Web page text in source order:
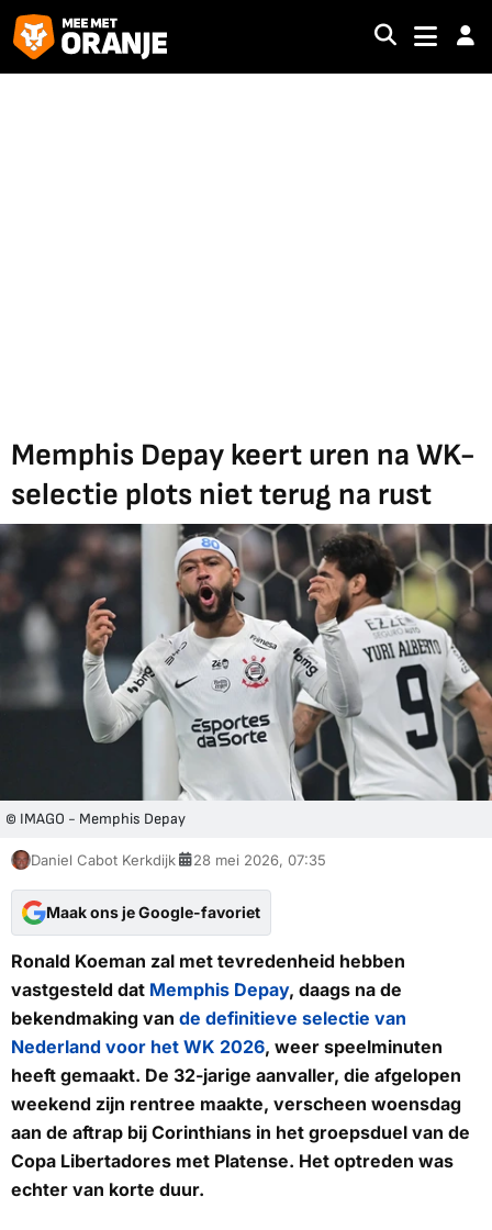
Memphis Depay keert uren na WK-
selectie plots niet terug na rust
© IMAGO - Memphis Depay
Daniel Cabot Kerkdijk 28 mei 2026, 07:35
Maak ons je Google-favoriet
Ronald Koeman zal met tevredenheid hebben
vastgesteld dat Memphis Depay, daags na de
bekendmaking van de definitieve selectie van
Nederland voor het WK 2026, weer speelminuten
heeft gemaakt. De 32-jarige aanvaller, die afgelopen
weekend zijn rentree maakte, verscheen woensdag
aan de aftrap bij Corinthians in het groepsduel van de
Copa Libertadores met Platense. Het optreden was
echter van korte duur.